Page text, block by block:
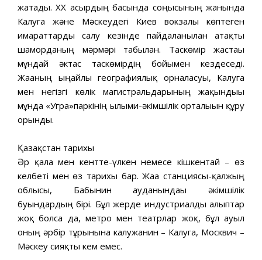
жатады. ХХ ғасырдың басында соңғысының жанында
Калуга және Мәскеудегі Киев вокзалы көптеген
ғимараттарды салу кезінде пайдаланылған атақты
шаморданың мәрмәрі табылған. Таскөмір жастағы
мұндай әктас таскөмірдің бойымен кездеседі.
Жағаның ыңғайлы географиялық орналасуы, Калуга
мен негізгі көлік магистральдарының жақындығы
мұнда «Угра»паркінің ғылыми-әкімшілік орталығын құру
орынды.
Қазақстан тарихы
Әр қала мен кентте-үлкен немесе кішкентай – өз
келбеті мен өз тарихы бар. Жаға станциясы-қалжың
облысы, Бабынин ауданындағы әкімшілік
буындардың бірі. Бұл жерде индустриалды алыптар
жоқ болса да, метро мен театрлар жоқ, бұл ауыл
оның әрбір тұрғынына калужанин – Калуга, Москвич –
Мәскеу сияқты кем емес.